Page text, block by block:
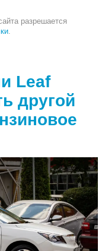
разрешается
.
Leaf
другой